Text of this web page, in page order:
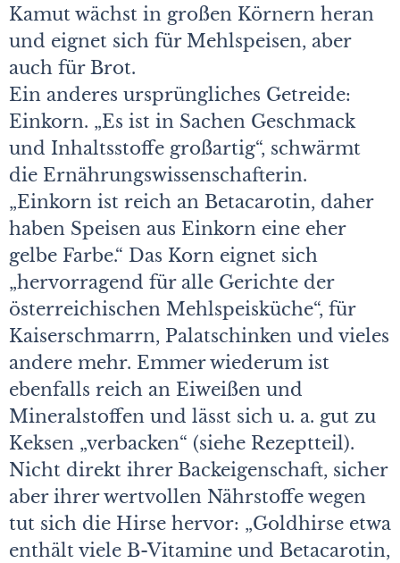
Kamut wächst in großen Körnern heran
und eignet sich für Mehlspeisen, aber
auch für Brot.
Ein anderes ursprüngliches Getreide:
Einkorn. „Es ist in Sachen Geschmack
und Inhaltsstoffe großartig“, schwärmt
die Ernährungswissenschafterin.
„Einkorn ist reich an Betacarotin, daher
haben Speisen aus Einkorn eine eher
gelbe Farbe.“ Das Korn eignet sich
„hervorragend für alle Gerichte der
österreichischen Mehlspeisküche“, für
Kaiserschmarrn, Palatschinken und vieles
andere mehr. Emmer wiederum ist
ebenfalls reich an Eiweißen und
Mineralstoffen und lässt sich u. a. gut zu
Keksen „verbacken“ (siehe Rezeptteil).
Nicht direkt ihrer Backeigenschaft, sicher
aber ihrer wertvollen Nährstoffe wegen
tut sich die Hirse hervor: „Goldhirse etwa
enthält viele B-Vitamine und Betacarotin,